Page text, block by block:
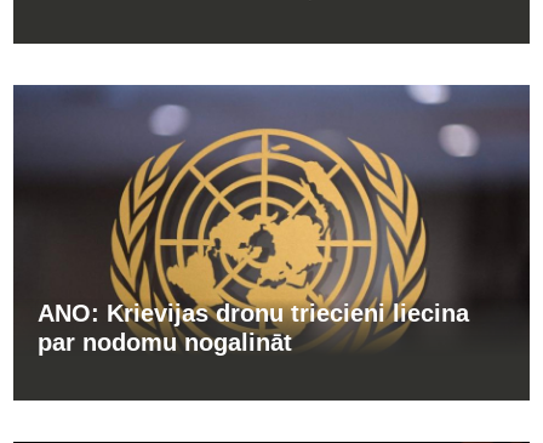
ANO: Krievijas dronu triecieni liecina
par nodomu nogalināt